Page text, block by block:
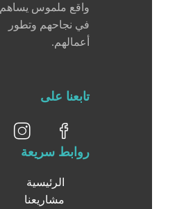
واقع ملموس يساهم
في نجاحهم وتطور
أعمالهم.
تابعنا على
روابط سريعة
الرئيسية
مشاريعنا